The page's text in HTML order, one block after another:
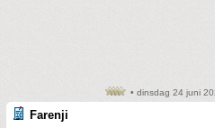
• dinsdag 24 juni
Farenji